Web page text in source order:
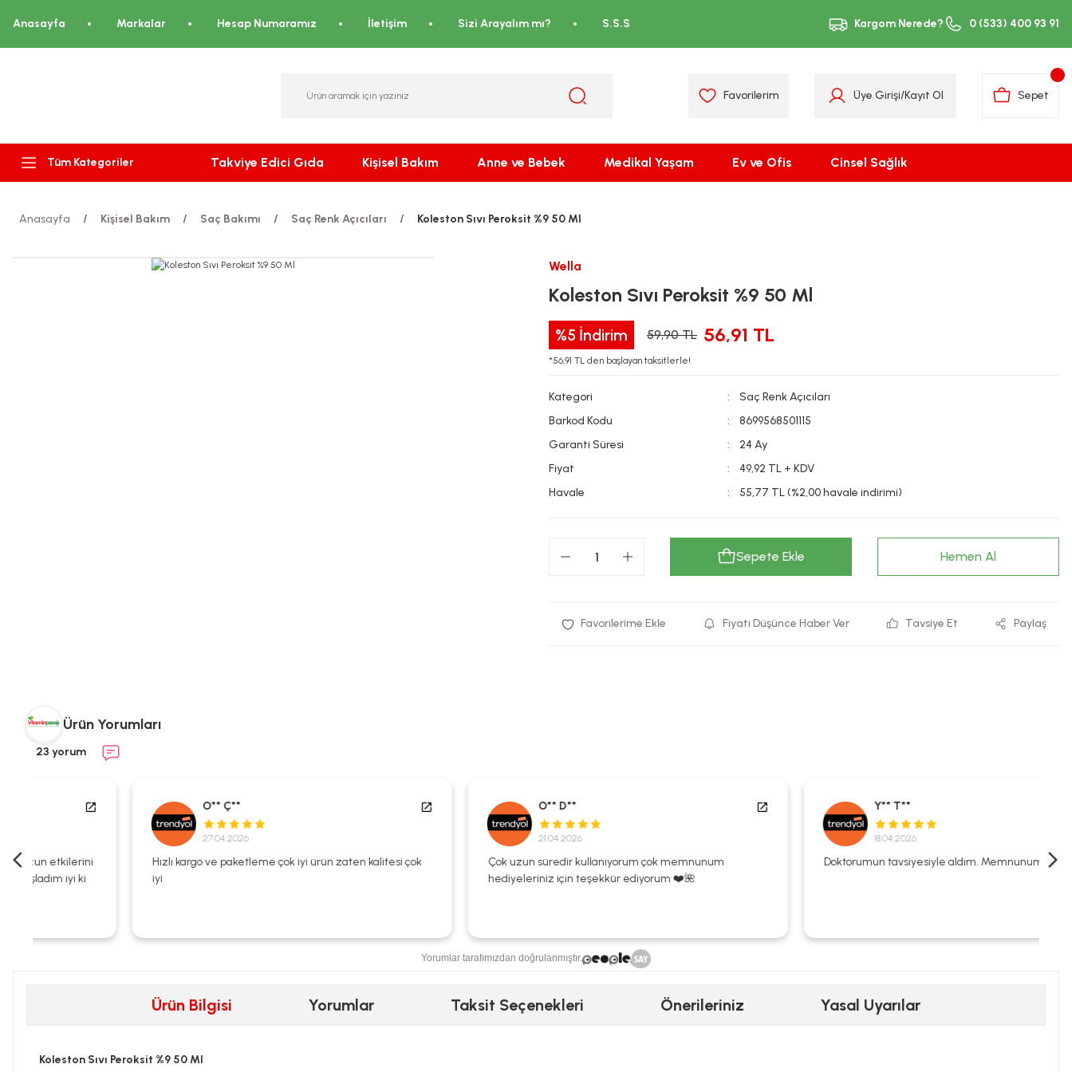
Anasayfa Markalar Hesap Numaramız İletişim Sizi Arayalım mı? S.S.S Kargom Nerede? 0 (533) 400 93 91
Favorilerim Üye Girişi/Kayıt Ol Sepet
Tüm Kategoriler Takviye Edici Gıda Kişisel Bakım Anne ve Bebek Medikal Yaşam Ev ve Ofis Cinsel Sağlık
Anasayfa Kişisel Bakım Saç Bakımı Saç Renk Açıcıları Koleston Sıvı Peroksit %9 50 Ml
Wella
Koleston Sıvı Peroksit %9 50 Ml
%5 İndirim 59,90 TL 56,91 TL
*56,91 TL den başlayan taksitlerle!
Kategori
Saç Renk Açıcıları
Barkod Kodu
8699568501115
Garanti Süresi
24 Ay
Fiyat
49,92 TL + KDV
Havale
55,77 TL (%2,00 havale indirimi)
Sepete Ekle Hemen Al
Fiyatı Düşünce Haber Ver Tavsiye Et Paylaş
Ürün Yorumları
23 yorum
27.04.2026
Hızlı kargo ve paketleme çok iyi ürün zaten kalitesi çok
iyi
21.04.2026
Çok uzun süredir kullanıyorum çok memnunum
hediyeleriniz için teşekkür ediyorum ❤️🌺
Doktorumun tavsiyesiyle aldım. Memnunum.
Yorumlar tarafımızdan doğrulanmıştır.
Ürün Bilgisi Yorumlar Taksit Seçenekleri Önerileriniz Yasal Uyarılar
Koleston Sıvı Peroksit %9 50 Ml